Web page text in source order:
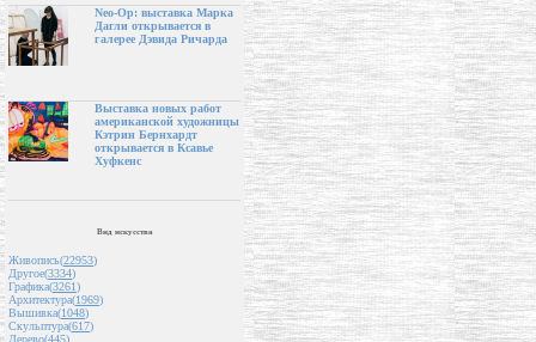
Neo-Op: выставка Марка
Дагли открывается в
галерее Дэвида Ричарда
Выставка новых работ
американской художницы
Кэтрин Бернхардт
открывается в Ксавье
Хуфкенс
Вид искусства
Живопись(22953)
Другое(3334)
Графика(3261)
Архитектура(1969)
Вышивка(1048)
Скульптура(617)